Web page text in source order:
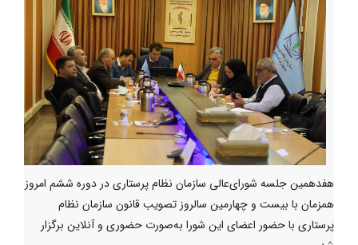
هفدهمین جلسه شورای‌عالی سازمان نظام پرستاری در دوره ششم امروز
همزمان با بیست و چهارمین سالروز تصویب قانون سازمان نظام
پرستاری با حضور اعضای این شورا به‌صورت حضوری و آنلاین برگزار